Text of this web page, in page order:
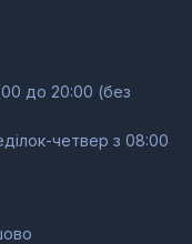
до 20:00 (без
четвер з 08:00